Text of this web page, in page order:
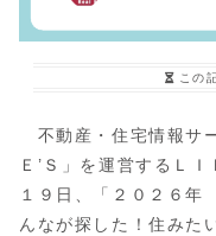
この
不動産・住宅情報サ
Ｅ’Ｓ」を運営するＬ
１９日、「２０２６
んなが探した！住みた